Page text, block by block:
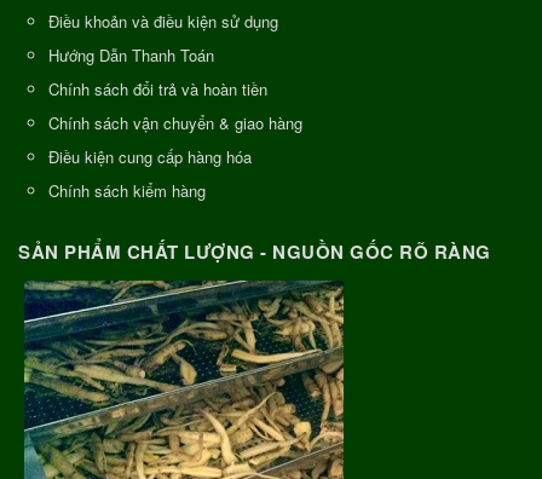
Điều khoản và điều kiện sử dụng
Hướng Dẫn Thanh Toán
Chính sách đổi trả và hoàn tiền
Chính sách vận chuyển & giao hàng
Điều kiện cung cấp hàng hóa
Chính sách kiểm hàng
SẢN PHẨM CHẤT LƯỢNG - NGUỒN GỐC RÕ RÀNG